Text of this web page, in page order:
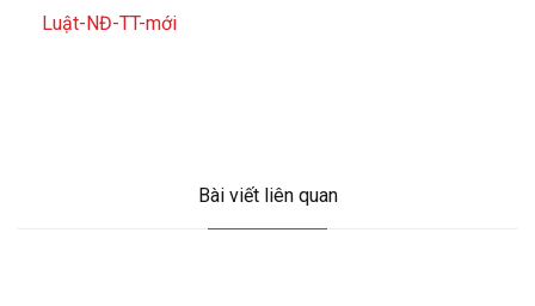
Luật-NĐ-TT-mới
Bài viết liên quan